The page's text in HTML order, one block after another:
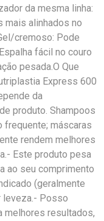
da mesma linha:
mais alinhados no
cremoso: Pode
fácil no couro
pesada.O Que
Express 600
da
produto. Shampoos
máscaras
rendem melhores
Este produto pesa
ao seu comprimento
(geralmente
leveza.- Posso
melhores resultados,